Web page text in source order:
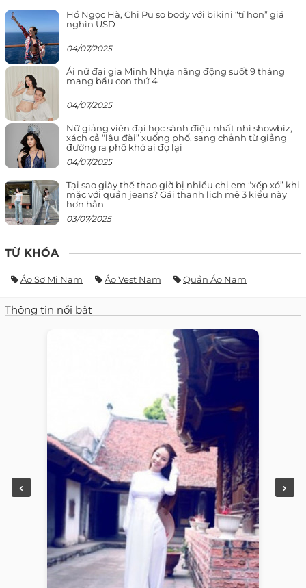
Hồ Ngọc Hà, Chi Pu so body với bikini “tí hon” giá
nghìn USD
04/07/2025
Ái nữ đại gia Minh Nhựa năng động suốt 9 tháng
mang bầu con thứ 4
04/07/2025
Nữ giảng viên đại học sành điệu nhất nhì showbiz,
xách cả “lâu đài” xuống phố, sang chảnh từ giảng
đường ra phố khó ai đọ lại
04/07/2025
Tại sao giày thể thao giờ bị nhiều chị em “xếp xó” khi
mặc với quần jeans? Gái thanh lịch mê 3 kiểu này
hơn hẳn
03/07/2025
TỪ KHÓA
Áo Sơ Mi Nam Áo Vest Nam Quần Áo Nam
Thông tin nổi bật